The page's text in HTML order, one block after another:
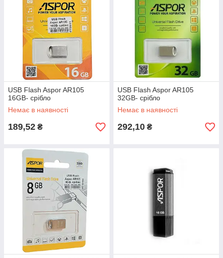
USB Flash Aspor AR105
16GB- срібло
Немає в наявності
189,52 ₴
USB Flash Aspor AR105
32GB- срібло
Немає в наявності
292,10 ₴